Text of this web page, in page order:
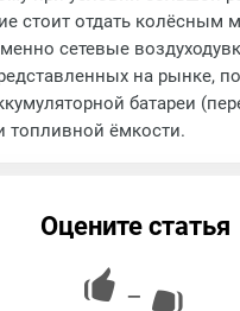
стоит отдать колёсным
сетевые
на рынке,
батареи
топливной ёмкости.
Оцените статья
—